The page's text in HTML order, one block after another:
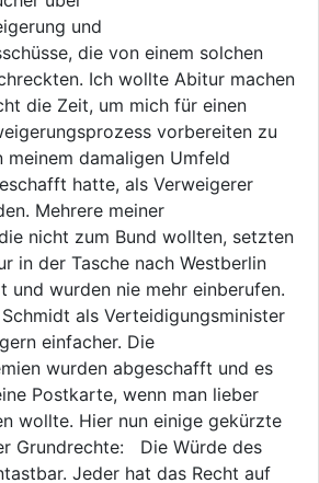
und
die von einem solchen
Ich wollte Abitur machen
die Zeit, um mich für einen
vorbereiten zu
damaligen Umfeld
hatte, als Verweigerer
Mehrere meiner
nicht zum Bund wollten, setzten
in der Tasche nach Westberlin
und wurden nie mehr einberufen.
als Verteidigungsminister
einfacher. Die
wurden abgeschafft und es
Postkarte, wenn man lieber
wollte. Hier nun einige gekürzte
Grundrechte: Die Würde des
Jeder hat das Recht auf